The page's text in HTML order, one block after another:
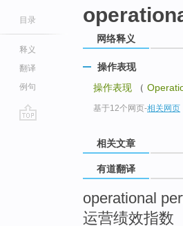
目录
释义
翻译
例句
网络释义
操作表现
操作表现 （
基于12个网页-相关网页
相关文章
有道翻译
operational
运营绩效指数